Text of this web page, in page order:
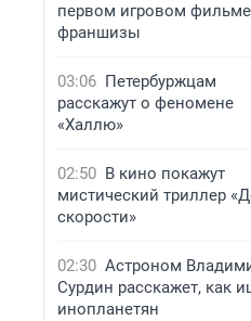
первом игровом фильме
франшизы
03:06 Петербуржцам
расскажут о феномене
«Халлю»
02:50 В кино покажут
мистический триллер
скорости»
02:30 Астроном
Сурдин расскажет, как
инопланетян